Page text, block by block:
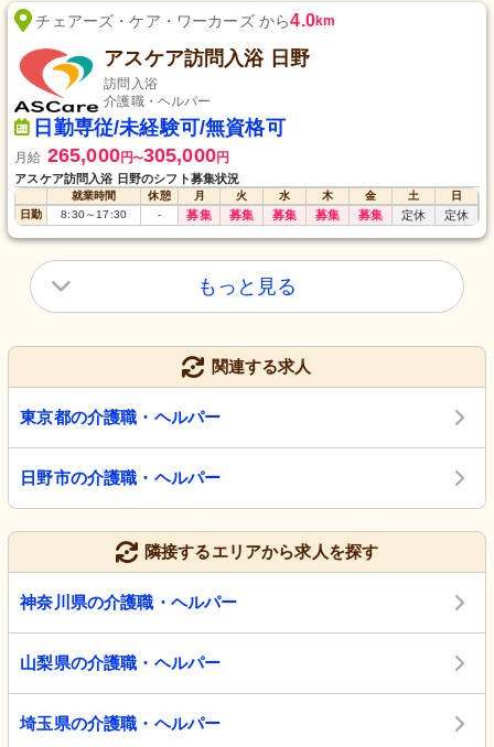
チェアーズ・ケア・ワーカーズ から4.0km
アスケア訪問入浴 日野
訪問入浴
介護職・ヘルパー
日勤専従/未経験可/無資格可
月給 265,000円〜305,000円
アスケア訪問入浴 日野のシフト募集状況
就業時間 休憩 月 火 水 木 金 土
日
日勤
8:30～17:30 - 募集 募集 募集 募集 募集 定休 定休
もっと見る
関連する求人
東京都の介護職・ヘルパー
日野市の介護職・ヘルパー
隣接するエリアから求人を探す
神奈川県の介護職・ヘルパー
山梨県の介護職・ヘルパー
埼玉県の介護職・ヘルパー